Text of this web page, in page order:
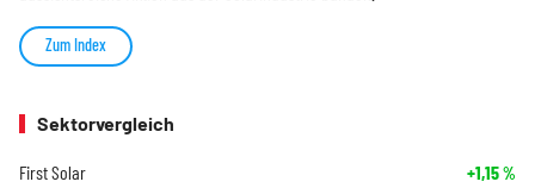
Zum Index
Sektorvergleich
First Solar +1,15%